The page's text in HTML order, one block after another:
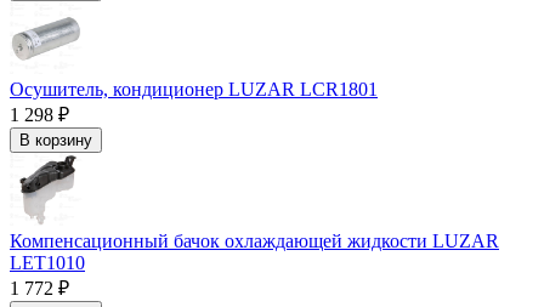
Осушитель, кондиционер LUZAR LCR1801
1 298 ₽
В корзину
Компенсационный бачок охлаждающей жидкости LUZAR
LET1010
1 772 ₽